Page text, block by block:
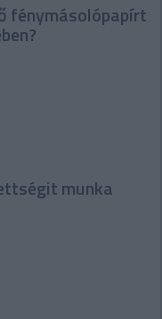
fénymásolópapírt
munka